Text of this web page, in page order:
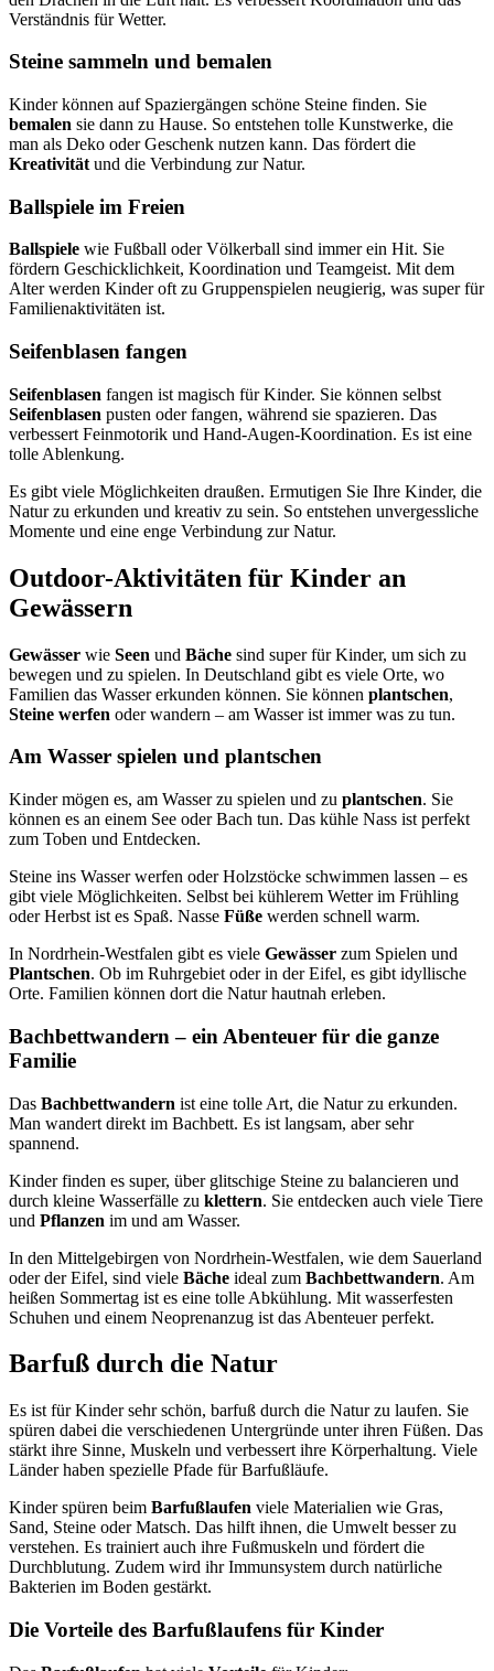
Verständnis für Wetter.
Steine sammeln und bemalen
Kinder können auf Spaziergängen schöne Steine finden. Sie
bemalen sie dann zu Hause. So entstehen tolle Kunstwerke, die
man als Deko oder Geschenk nutzen kann. Das fördert die
Kreativität und die Verbindung zur Natur.
Ballspiele im Freien
Ballspiele wie Fußball oder Völkerball sind immer ein Hit. Sie
fördern Geschicklichkeit, Koordination und Teamgeist. Mit dem
Alter werden Kinder oft zu Gruppenspielen neugierig, was super für
Familienaktivitäten ist.
Seifenblasen fangen
Seifenblasen fangen ist magisch für Kinder. Sie können selbst
Seifenblasen pusten oder fangen, während sie spazieren. Das
verbessert Feinmotorik und Hand-Augen-Koordination. Es ist eine
tolle Ablenkung.
Es gibt viele Möglichkeiten draußen. Ermutigen Sie Ihre Kinder, die
Natur zu erkunden und kreativ zu sein. So entstehen unvergessliche
Momente und eine enge Verbindung zur Natur.
Outdoor-Aktivitäten für Kinder an
Gewässern
Gewässer wie Seen und Bäche sind super für Kinder, um sich zu
bewegen und zu spielen. In Deutschland gibt es viele Orte, wo
Familien das Wasser erkunden können. Sie können plantschen,
Steine werfen oder wandern – am Wasser ist immer was zu tun.
Am Wasser spielen und plantschen
Kinder mögen es, am Wasser zu spielen und zu plantschen. Sie
können es an einem See oder Bach tun. Das kühle Nass ist perfekt
zum Toben und Entdecken.
Steine ins Wasser werfen oder Holzstöcke schwimmen lassen – es
gibt viele Möglichkeiten. Selbst bei kühlerem Wetter im Frühling
oder Herbst ist es Spaß. Nasse Füße werden schnell warm.
In Nordrhein-Westfalen gibt es viele Gewässer zum Spielen und
Plantschen. Ob im Ruhrgebiet oder in der Eifel, es gibt idyllische
Orte. Familien können dort die Natur hautnah erleben.
Bachbettwandern – ein Abenteuer für die ganze
Familie
Das Bachbettwandern ist eine tolle Art, die Natur zu erkunden.
Man wandert direkt im Bachbett. Es ist langsam, aber sehr
spannend.
Kinder finden es super, über glitschige Steine zu balancieren und
durch kleine Wasserfälle zu klettern. Sie entdecken auch viele Tiere
und Pflanzen im und am Wasser.
In den Mittelgebirgen von Nordrhein-Westfalen, wie dem Sauerland
oder der Eifel, sind viele Bäche ideal zum Bachbettwandern. Am
heißen Sommertag ist es eine tolle Abkühlung. Mit wasserfesten
Schuhen und einem Neoprenanzug ist das Abenteuer perfekt.
Barfuß durch die Natur
Es ist für Kinder sehr schön, barfuß durch die Natur zu laufen. Sie
spüren dabei die verschiedenen Untergründe unter ihren Füßen. Das
stärkt ihre Sinne, Muskeln und verbessert ihre Körperhaltung. Viele
Länder haben spezielle Pfade für Barfußläufe.
Kinder spüren beim Barfußlaufen viele Materialien wie Gras,
Sand, Steine oder Matsch. Das hilft ihnen, die Umwelt besser zu
verstehen. Es trainiert auch ihre Fußmuskeln und fördert die
Durchblutung. Zudem wird ihr Immunsystem durch natürliche
Bakterien im Boden gestärkt.
Die Vorteile des Barfußlaufens für Kinder